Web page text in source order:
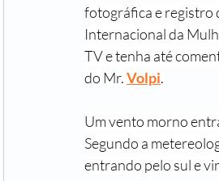
fotográfica e registro
Internacional da
TV e tenha até
do Mr. Volpi.
Um vento morno
Segundo a
entrando pelo sul e